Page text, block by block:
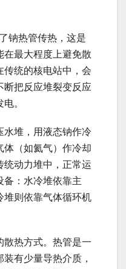
钠热管传热，这是
在最大程度上避免散
传统的核电站中，会
断把反应堆裂变反应
。
水堆，用液态钠作冷
体（如氦气）作冷却
统动力堆中，正常运
备：水冷堆依靠主
堆则依靠气体循环机
散热方式。热管是一
有少量导热介质，